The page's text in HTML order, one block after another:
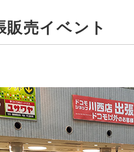
販売イベント